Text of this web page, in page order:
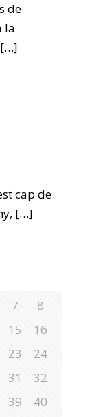
de
la
[…]
cap de
[…]
7
8
15
16
23
24
31
32
39
40